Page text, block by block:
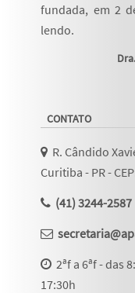
fundada, em 2
lendo.
CONTATO
R. Cândido
Curitiba - PR -
(41) 3244-2587
2ªf a 6ªf - das
17:30h